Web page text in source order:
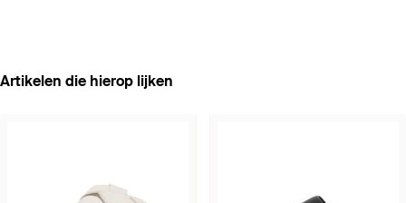
Artikelen die hierop lijken